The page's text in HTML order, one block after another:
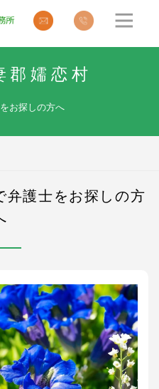
郡嬬恋村
お探しの方へ
弁護士をお探しの方